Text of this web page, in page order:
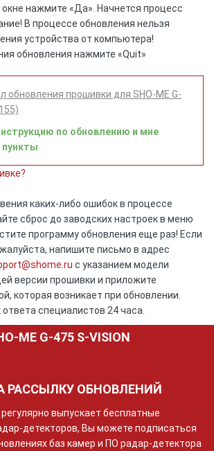
нажмите «Да». Начнется процесс
В процессе обновления нельзя
устройства от компьютера!
обновления нажмите «Quit»
обновления прошивки для SHO-ME G-
по обновлению и мне
пункты
каких-либо ошибок в процессе
сброс до заводских настроек в меню
программу обновления еще раз! Если
напишите письмо в адрес
c указанием модели
версии прошивки и приложите
которая возникает при обновлении.
специалистов 24 часа.
ME G-475 S-VISION
РАССЫЛКУ ОБНОВЛЕНИЙ
выпускает бесплатные
детекторов, Вы можете подписаться
баз камер и ПО радар-детектора